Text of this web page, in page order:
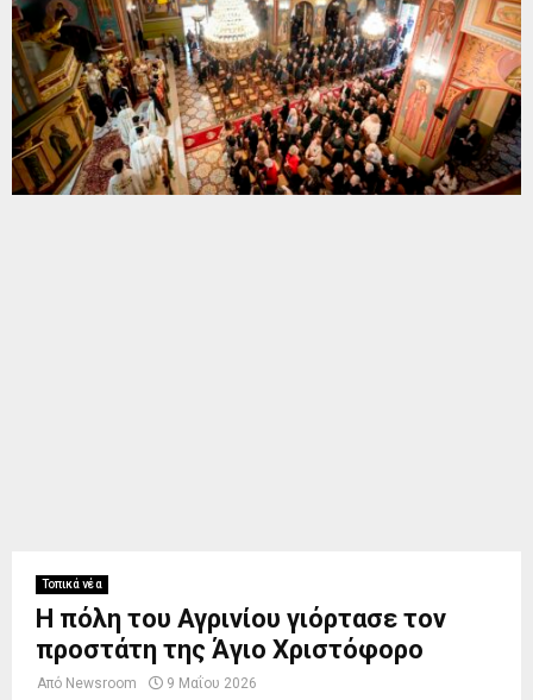
Τοπικά νέα
Η πόλη του Αγρινίου γιόρτασε τον
προστάτη της Άγιο Χριστόφορο
Από Newsroom 9 Μαΐου 2026